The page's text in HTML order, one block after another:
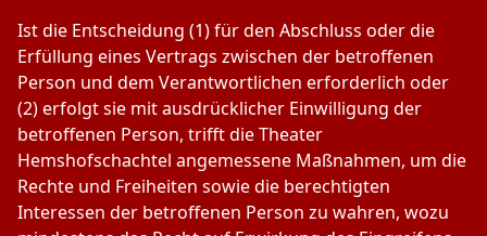
Ist die Entscheidung (1) für den Abschluss oder die
Erfüllung eines Vertrags zwischen der betroffenen
Person und dem Verantwortlichen erforderlich oder
(2) erfolgt sie mit ausdrücklicher Einwilligung der
betroffenen Person, trifft die Theater
Hemshofschachtel angemessene Maßnahmen, um die
Rechte und Freiheiten sowie die berechtigten
Interessen der betroffenen Person zu wahren, wozu